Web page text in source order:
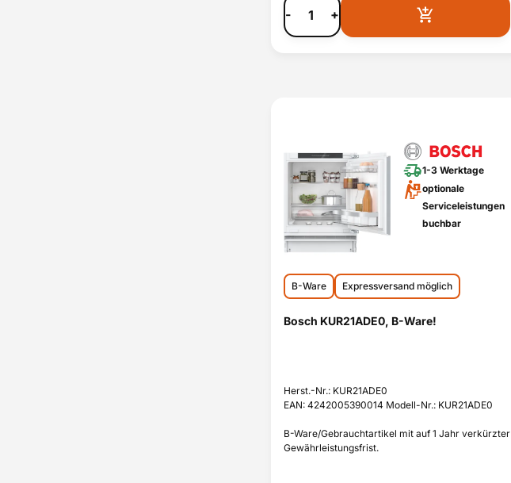
- +
1-3 Werktage
optionale
Serviceleistungen
buchbar
B-Ware Expressversand möglich
Bosch KUR21ADE0, B-Ware!
Herst.-Nr.: KUR21ADE0
EAN: 4242005390014 Modell-Nr.: KUR21ADE0
B-Ware/Gebrauchtartikel mit auf 1 Jahr verkürzter
Gewährleistungsfrist.